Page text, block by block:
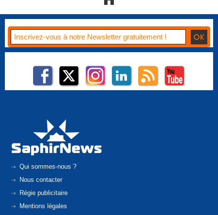
Qui sommes-nous ?
Nous contacter
Régie publicitaire
Mentions légales